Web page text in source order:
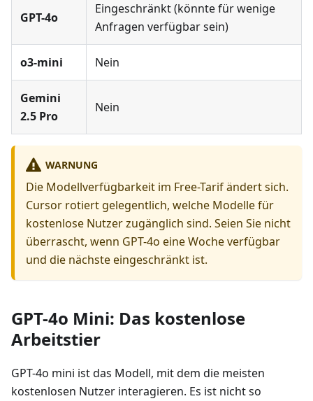
GPT-4o
Eingeschränkt (könnte für wenige
Anfragen verfügbar sein)
o3-mini Nein
Gemini
2.5 Pro
Nein
WARNUNG
Die Modellverfügbarkeit im Free-Tarif ändert sich.
Cursor rotiert gelegentlich, welche Modelle für
kostenlose Nutzer zugänglich sind. Seien Sie nicht
überrascht, wenn GPT-4o eine Woche verfügbar
und die nächste eingeschränkt ist.
GPT-4o Mini: Das kostenlose
Arbeitstier
GPT-4o mini ist das Modell, mit dem die meisten
kostenlosen Nutzer interagieren. Es ist nicht so